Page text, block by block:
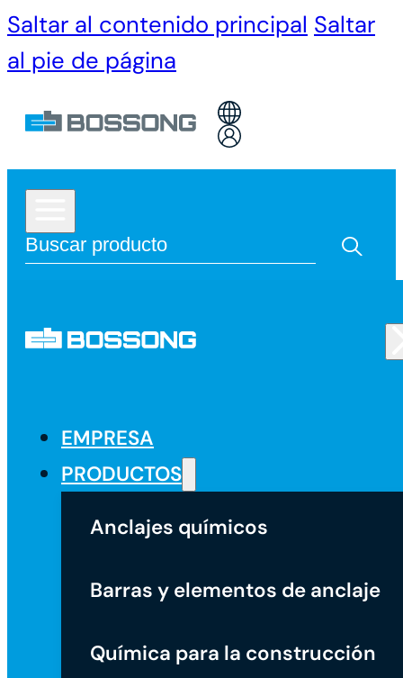
Saltar al contenido principal Saltar
al pie de página
EMPRESA
PRODUCTOS
Anclajes químicos
Barras y elementos de anclaje
Química para la construcción